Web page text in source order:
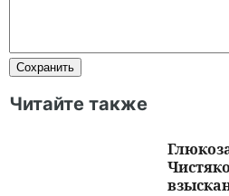
Читайте также